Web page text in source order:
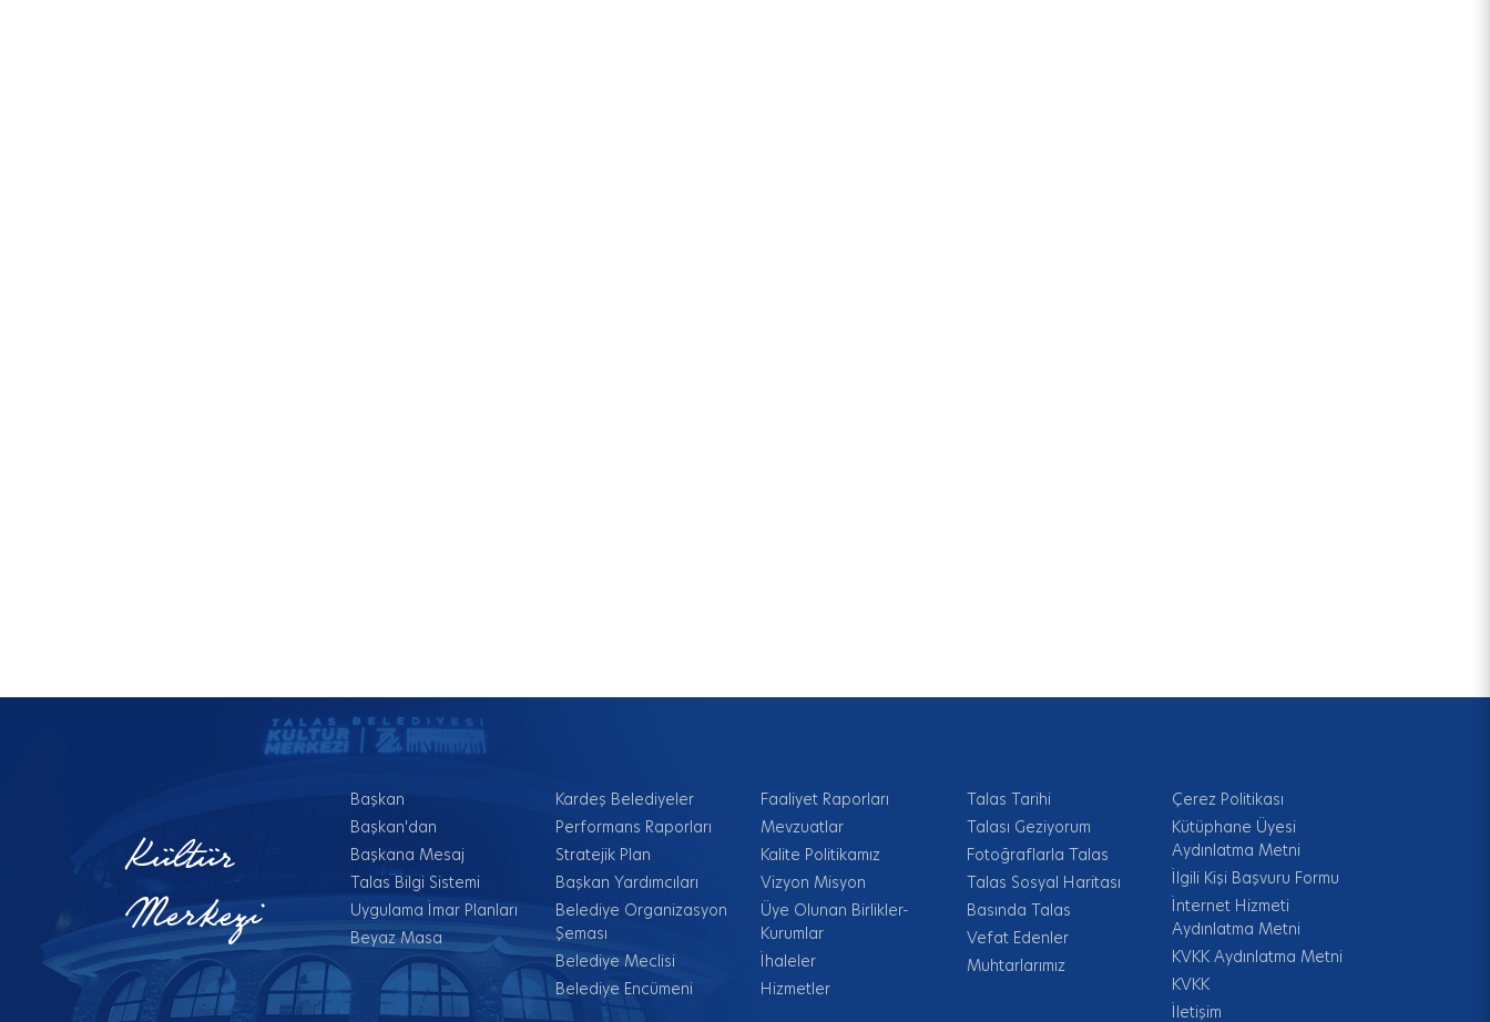
Kültür
Merkezi
Başkan
Başkan'dan
Başkana Mesaj
Talas Bilgi Sistemi
Uygulama İmar Planları
Beyaz Masa
Kardeş Belediyeler
Performans Raporları
Stratejik Plan
Başkan Yardımcıları
Belediye Organizasyon
Şeması
Belediye Meclisi
Belediye Encümeni
Faaliyet Raporları
Mevzuatlar
Kalite Politikamız
Vizyon Misyon
Üye Olunan Birlikler-
Kurumlar
İhaleler
Hizmetler
Talas Tarihi
Talası Geziyorum
Fotoğraflarla Talas
Talas Sosyal Haritası
Basında Talas
Vefat Edenler
Muhtarlarımız
Çerez Politikası
Kütüphane Üyesi
Aydınlatma Metni
İlgili Kişi Başvuru Formu
İnternet Hizmeti
Aydınlatma Metni
KVKK Aydınlatma Metni
KVKK
İletişim